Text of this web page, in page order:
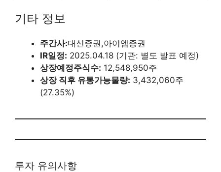
기타 정보
주간사:대신증권,아이엠증권
IR일정: 2025.04.18 (기관: 별도 발표 예정)
상장예정주식수: 12,548,950주
상장 직후 유통가능물량: 3,432,060주
(27.35%)
투자 유의사항